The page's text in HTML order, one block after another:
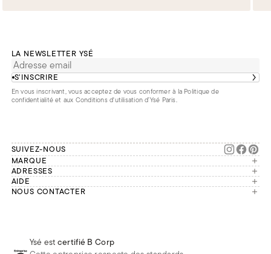
LA NEWSLETTER YSÉ
S’INSCRIRE
En vous inscrivant, vous acceptez de vous conformer à la Politique de
confidentialitéet aux Conditions d'utilisation d’Ysé Paris.
SUIVEZ-NOUS
MARQUE
Manifesto
Engagements
Seconde vie
ADRESSES
Paris
France
AIDE
Mon compte
Livraisons & Retours
NOUS CONTACTER
Téléphone
E-mail
Ysé estcertifié B Corp